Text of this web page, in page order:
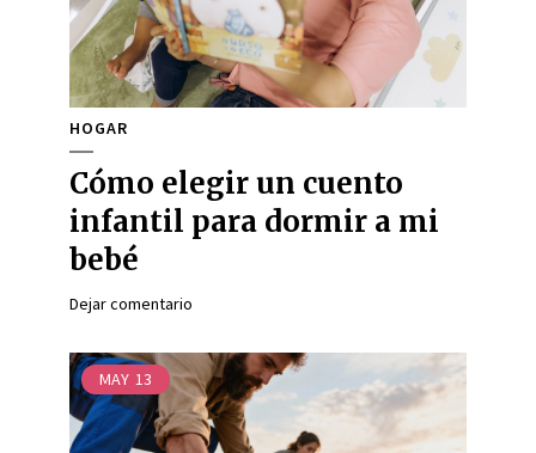
HOGAR
Cómo elegir un cuento
infantil para dormir a mi
bebé
Dejar comentario
MAY 13